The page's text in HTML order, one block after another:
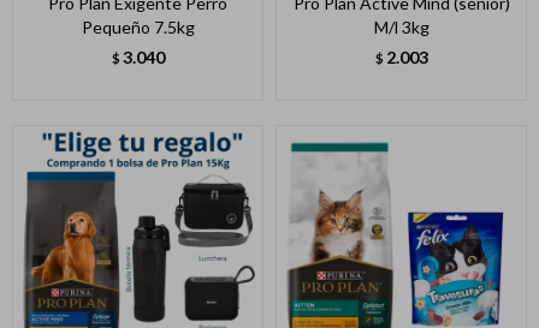
Pequeño 7.5kg
$ 3.040
M/l 3kg
$ 2.003